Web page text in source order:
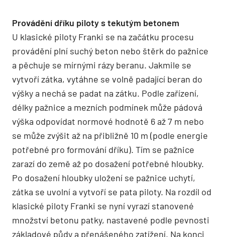
Provádění dříku piloty s tekutým betonem
U klasické piloty Franki se na začátku procesu
provádění plní suchý beton nebo štěrk do pažnice
a pěchuje se mírnými rázy beranu. Jakmile se
vytvoří zátka, vytáhne se volně padající beran do
výšky a nechá se padat na zátku. Podle zařízení,
délky pažnice a mezních podmínek může pádová
výška odpovídat normové hodnotě 6 až 7 m nebo
se může zvýšit až na přibližně 10 m (podle energie
potřebné pro formování dříku). Tím se pažnice
zarazí do země až po dosažení potřebné hloubky.
Po dosažení hloubky uložení se pažnice uchytí,
zátka se uvolní a vytvoří se pata piloty. Na rozdíl od
klasické piloty Franki se nyní vyrazí stanovené
množství betonu patky, nastavené podle pevnosti
základové půdy a přenášeného zatížení. Na konci